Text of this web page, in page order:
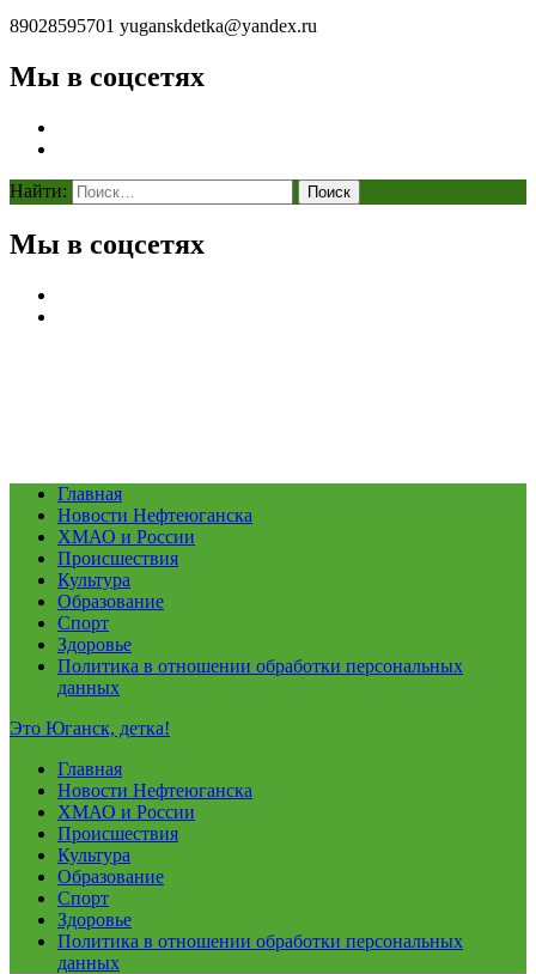
89028595701 yuganskdetka@yandex.ru
Мы в соцсетях
Найти:
Мы в соцсетях
Главная
Новости Нефтеюганска
ХМАО и России
Происшествия
Культура
Образование
Спорт
Здоровье
Политика в отношении обработки персональных
данных
Это Юганск, детка!
Главная
Новости Нефтеюганска
ХМАО и России
Происшествия
Культура
Образование
Спорт
Здоровье
Политика в отношении обработки персональных
данных